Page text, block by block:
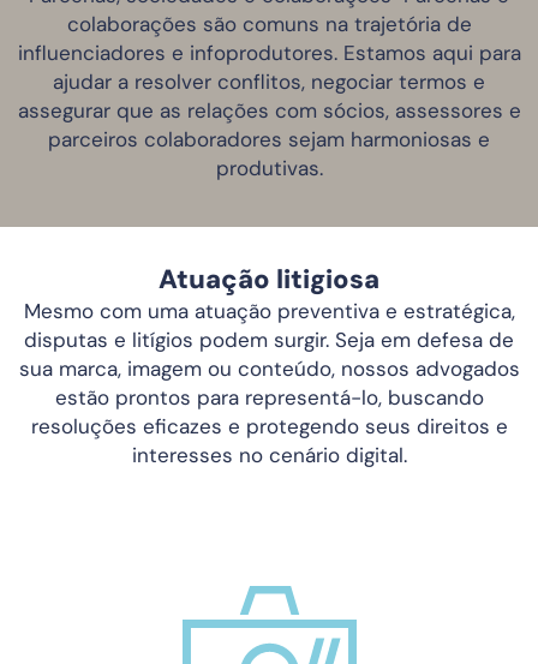
colaborações são comuns na trajetória de
influenciadores e infoprodutores. Estamos aqui para
ajudar a resolver conflitos, negociar termos e
assegurar que as relações com sócios, assessores e
parceiros colaboradores sejam harmoniosas e
produtivas.
Atuação litigiosa
Mesmo com uma atuação preventiva e estratégica,
disputas e litígios podem surgir. Seja em defesa de
sua marca, imagem ou conteúdo, nossos advogados
estão prontos para representá-lo, buscando
resoluções eficazes e protegendo seus direitos e
interesses no cenário digital.